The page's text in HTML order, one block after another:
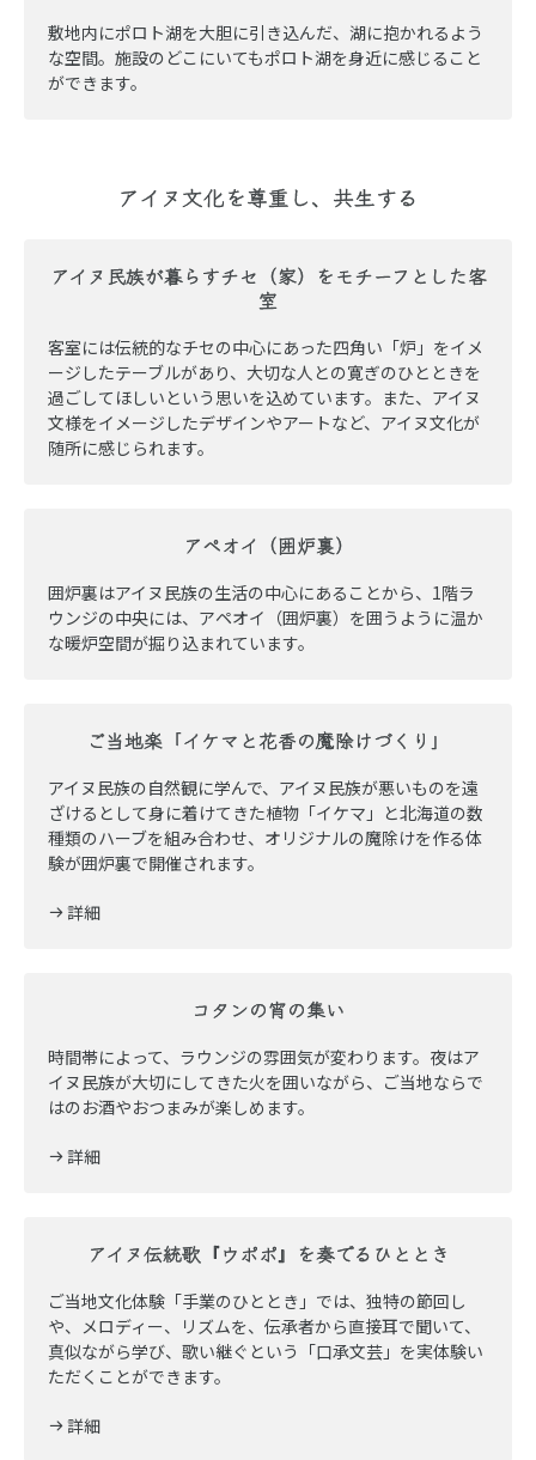
敷地内にポロト湖を大胆に引き込んだ、湖に抱かれるよう
な空間。施設のどこにいてもポロト湖を身近に感じること
ができます。
アイヌ文化を尊重し、共生する
アイヌ民族が暮らすチセ（家）をモチーフとした客
室
客室には伝統的なチセの中心にあった四角い「炉」をイメ
ージしたテーブルがあり、大切な人との寛ぎのひとときを
過ごしてほしいという思いを込めています。また、アイヌ
文様をイメージしたデザインやアートなど、アイヌ文化が
随所に感じられます。
アペオイ（囲炉裏）
囲炉裏はアイヌ民族の生活の中心にあることから、1階ラ
ウンジの中央には、アペオイ（囲炉裏）を囲うように温か
な暖炉空間が掘り込まれています。
ご当地楽「イケマと花香の魔除けづくり」
アイヌ民族の自然観に学んで、アイヌ民族が悪いものを遠
ざけるとして身に着けてきた植物「イケマ」と北海道の数
種類のハーブを組み合わせ、オリジナルの魔除けを作る体
験が囲炉裏で開催されます。
詳細
コタンの宵の集い
時間帯によって、ラウンジの雰囲気が変わります。夜はア
イヌ民族が大切にしてきた火を囲いながら、ご当地ならで
はのお酒やおつまみが楽しめます。
詳細
アイヌ伝統歌『ウポポ』を奏でるひととき
ご当地文化体験「手業のひととき」では、独特の節回し
や、メロディー、リズムを、伝承者から直接耳で聞いて、
真似ながら学び、歌い継ぐという「口承文芸」を実体験い
ただくことができます。
詳細